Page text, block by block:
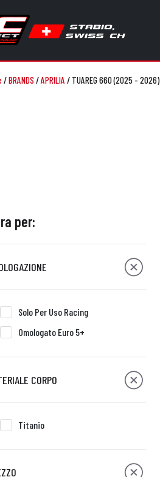
/BRANDS /APRILIA / TUAREG 660 (2025 - 2026)
per:
Solo Per Uso Racing
Omologato Euro 5+
CORPO
Titanio